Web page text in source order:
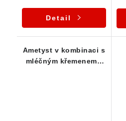
Detail
Ametyst v kombinaci s
mléčným křemenem -